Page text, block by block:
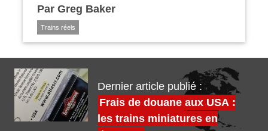
Par Greg Baker
Trains réels
Dernier article publié :
Frais de douane aux USA :
les trains miniatures en